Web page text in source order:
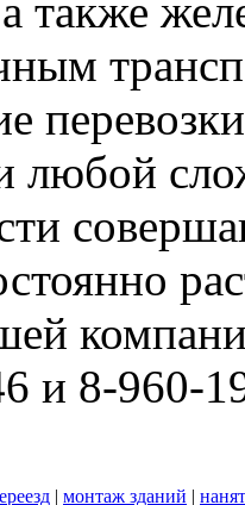
также
любой
и 8-960-
| монтаж зданий |